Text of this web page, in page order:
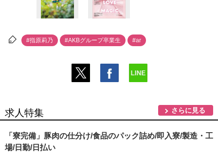
#指原莉乃 #AKBグループ卒業生 #ar
求人特集 さらに見る
「寮完備」豚肉の仕分け/食品のパック詰め/即入寮/製造・工
場/日勤/日払い